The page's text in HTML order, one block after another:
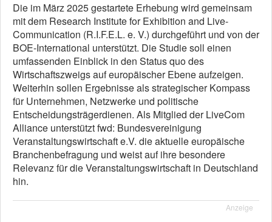
Die im März 2025 gestartete Erhebung wird gemeinsam
mit dem Research Institute for Exhibition and Live-
Communication (R.I.F.E.L. e. V.) durchgeführt und von der
BOE-International unterstützt. Die Studiesoll einen
umfassenden Einblick in den Status quo des
Wirtschaftszweigs auf europäischer Ebeneaufzeigen.
Weiterhin sollen Ergebnisse als strategischer Kompass
für Unternehmen, Netzwerke und politische
Entscheidungsträgerdienen. Als Mitglied der LiveCom
Alliance unterstützt fwd: Bundesvereinigung
Veranstaltungswirtschaft e.V. die aktuelle europäische
Branchenbefragung und weist auf ihre besondere
Relevanz für die Veranstaltungswirtschaft in Deutschland
hin.
Anzeige